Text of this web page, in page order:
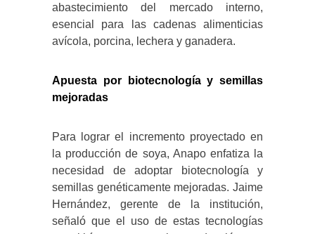
abastecimiento del mercado interno,
esencial para las cadenas alimenticias
avícola, porcina, lechera y ganadera.
Apuesta por biotecnología y semillas
mejoradas
Para lograr el incremento proyectado en
la producción de soya, Anapo enfatiza la
necesidad de adoptar biotecnología y
semillas genéticamente mejoradas. Jaime
Hernández, gerente de la institución,
señaló que el uso de estas tecnologías